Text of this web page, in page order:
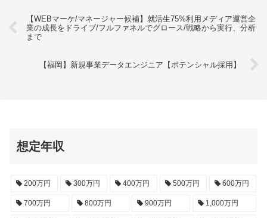
【WEBマーケ/マネージャー候補】就活生75%利用メディア運営企
業の成長をドライブ/フルファネルでグロース/戦略から実行、分析
まで
【福岡】新規事業データエンジニア【ポテンシャル採用】
想定年収
200万円 300万円 400万円 500万円 600万円
700万円 800万円 900万円 1,000万円